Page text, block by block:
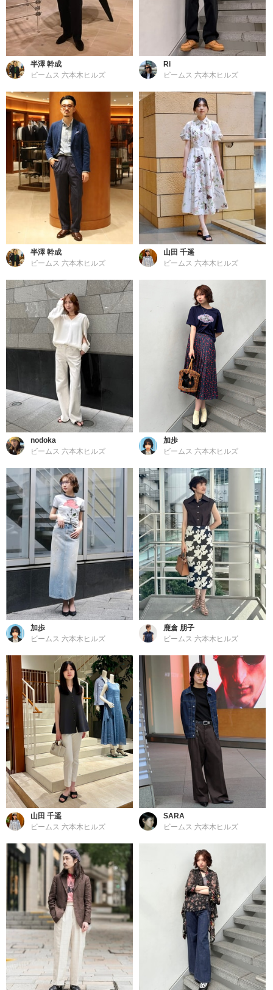
半澤 幹成
ビームス 六本木ヒルズ
Ri
ビームス 六本木ヒルズ
半澤 幹成
ビームス 六本木ヒルズ
山田 千遥
ビームス 六本木ヒルズ
nodoka
ビームス 六本木ヒルズ
加歩
ビームス 六本木ヒルズ
加歩
ビームス 六本木ヒルズ
鹿倉 朋子
ビームス 六本木ヒルズ
山田 千遥
ビームス 六本木ヒルズ
SARA
ビームス 六本木ヒルズ